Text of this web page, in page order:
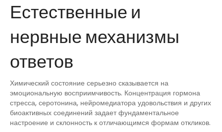
Естественные и
нервные механизмы
ответов
Химический состояние серьезно сказывается на
эмоциональную восприимчивость. Концентрация гормона
стресса, серотонина, нейромедиатора удовольствия и других
биоактивных соединений задает фундаментальное
настроение и склонность к отличающимся формам откликов.